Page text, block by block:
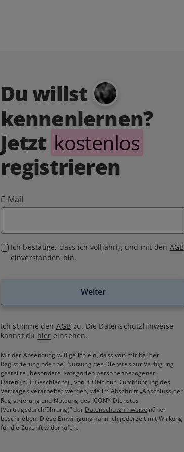
Du willst
kennenlernen?
Jetzt kostenlos
registrieren
E-Mail
Ich bestätige, dass ich volljährig und mit den AGB
einverstanden bin.
Weiter
Ich stimme den AGB zu. Die Datenschutzhinweise
kannst du hier einsehen.
Mit der Absendung willige ich ein, dass von mir bei der
Registrierung oder bei Nutzung des Dienstes zur Verfügung
gestellte„besondere Kategorien personenbezogener
Daten“(z.B. Geschlecht) , von ICONY zur Durchführung des
Vertrages verarbeitet werden, wie im Abschnitt „Abschluss der
Registrierung und Nutzung des ICONY-Dienstes
(Vertragsdurchführung)“ der Datenschutzhinweise näher
beschrieben. Diese Einwilligung kann ich jederzeit mit Wirkung
für die Zukunft widerrufen.